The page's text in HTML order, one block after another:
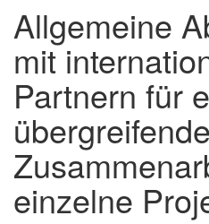
Allgemeine
mit
Partnern für
übergreifende
einzelne